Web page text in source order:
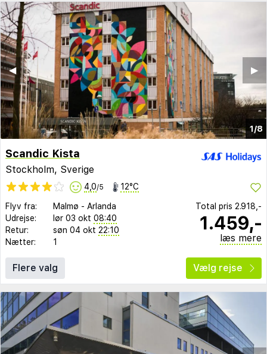
1/8
▶︎
◀︎
Scandic Kista
Stockholm, Sverige
4,0/5 12°C
Flyv fra: Malmø - Arlanda
Udrejse:
lør 03 okt 08:40
Retur:
søn 04 okt 22:10
Nætter:
1
Total pris 2.918,-
1.459,-
læs mere
Flere valg Vælg rejse